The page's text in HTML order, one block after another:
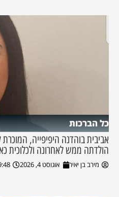
כל הברכות
אביבית בוהדנה היפיפייה,
הולדתה ממש לאחרונה ולכלוכית
מירב בן יאיר אוגוסט 4, 2026 pm